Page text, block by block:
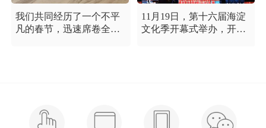
我们共同经历了一个不平
凡的春节，迅速席卷全国
11月19日，第十六届海淀
文化季开幕式举办，开幕
结、特别讲奉献的一流精